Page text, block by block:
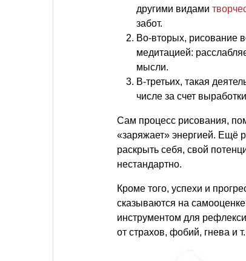
другими видами
забот.
Во-вторых, рисование
медитацией:
мысли.
В-третьих, такая
числе за счет
Сам процесс рисования,
«заряжает» энергией. Ещё
раскрыть себя, свой
нестандартно.
Кроме того, успехи и
сказываются на
инструментом для
от страхов, фобий, гнева и